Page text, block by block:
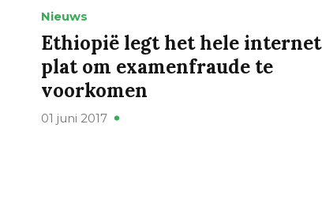
Nieuws
Ethiopië legt het hele internet
plat om examenfraude te
voorkomen
01 juni 2017